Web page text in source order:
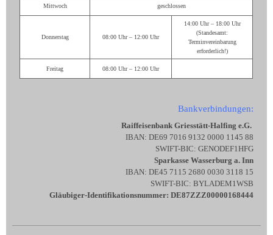
Mittwoch geschlossen
Donnerstag 08:00 Uhr – 12:00 Uhr
14:00 Uhr – 18:00 Uhr
(Standesamt:
Terminvereinbarung
erforderlich!)
Freitag 08:00 Uhr – 12:00 Uhr
Bankverbindungen:
Raiffeisenbank Griesstätt-Halfing e.G.
IBAN: DE69 7016 9132 0000 1145 88
SWIFT-BIC: GENODEF1HFG
Sparkasse Wasserburg a. Inn
IBAN: DE45 7115 2680 0030 3118 15
SWIFT-BIC: BYLADEM1WSB
Gläubiger-Identifikationsnummer: DE87ZZZ00000168444